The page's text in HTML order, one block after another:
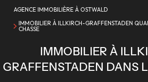
AGENCE IMMOBILIÈRE À OSTWALD
IMMOBILIER À ILLKIRCH-GRAFFENSTADEN
CHASSE
IMMOBILIER À
GRAFFENSTADEN DANS